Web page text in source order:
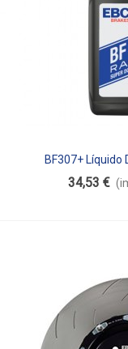
Añadir Al Carrito
BF307+ Líquido
34,53 €